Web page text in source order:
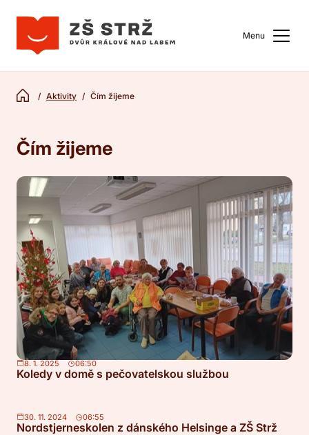
Menu
Aktivity Čím žijeme
Čím žijeme
8. 1. 2025 06:50
Koledy v domě s pečovatelskou službou
30. 11. 2024 06:55
Nordstjerneskolen z dánského Helsinge a ZŠ Strž